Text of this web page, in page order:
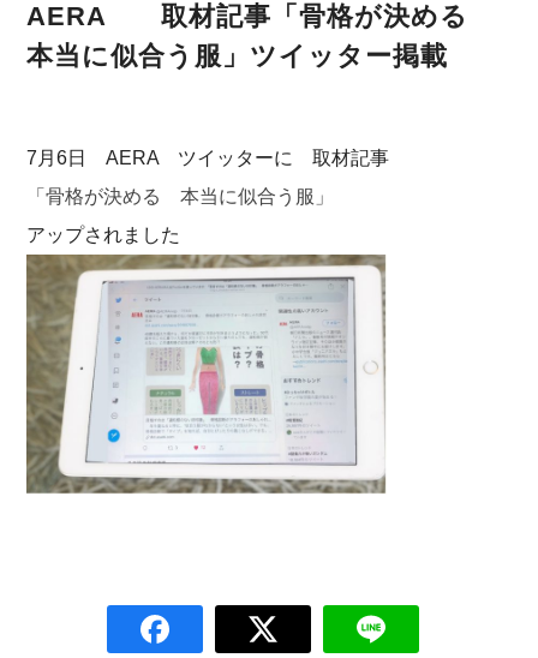
AERA 取材記事「骨格が決める
本当に似合う服」ツイッター掲載
7月6日 AERA ツイッターに 取材記事
「骨格が決める 本当に似合う服」
アップされました